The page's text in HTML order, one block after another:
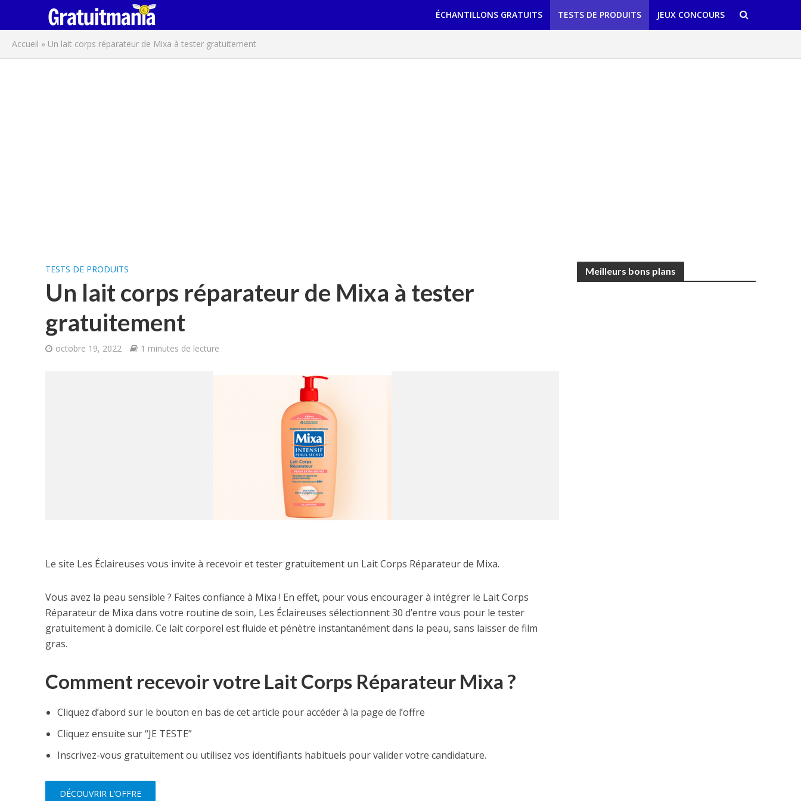
ÉCHANTILLONS GRATUITS TESTS DE PRODUITS JEUX CONCOURS
Accueil » Un lait corps réparateur de Mixa à tester gratuitement
TESTS DE PRODUITS
Un lait corps réparateur de Mixa à tester
gratuitement
octobre 19, 2022 1 minutes de lecture
Le site Les Éclaireuses vous invite à recevoir et tester gratuitement un Lait Corps Réparateur de Mixa.
Vous avez la peau sensible ? Faites confiance à Mixa ! En effet, pour vous encourager à intégrer le Lait Corps
Réparateur de Mixa dans votre routine de soin, Les Éclaireuses sélectionnent 30 d’entre vous pour le tester
gratuitement à domicile. Ce lait corporel est fluide et pénètre instantanément dans la peau, sans laisser de film
gras.
Comment recevoir votre Lait Corps Réparateur Mixa ?
Cliquez d’abord sur le bouton en bas de cet article pour accéder à la page de l’offre
Cliquez ensuite sur “JE TESTE”
Inscrivez-vous gratuitement ou utilisez vos identifiants habituels pour valider votre candidature.
DÉCOUVRIR L’OFFRE
Meilleurs bons plans